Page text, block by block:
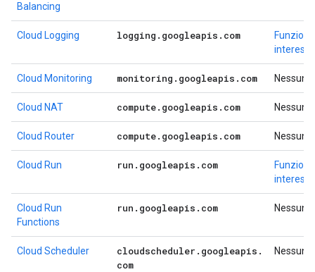
Balancing
Cloud Logging logging . googleapis . com
Cloud Monitoring monitoring . googleapis . com Nessuno
Cloud NAT compute. googleapis . com Nessuno
Cloud Router compute. googleapis . com Nessuno
Cloud Run run . googleapis . com
Cloud Run
Functions
run . googleapis . com Nessuno
Cloud Scheduler cloudscheduler . googleapis .
com
Nessuno